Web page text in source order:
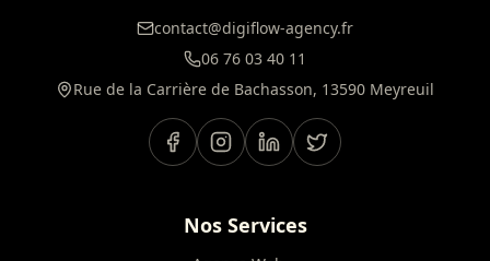
contact@digiflow-agency.fr
06 76 03 40 11
Rue de la Carrière de Bachasson, 13590 Meyreuil
Nos Services